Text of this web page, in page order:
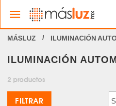
ILUMINACIÓN
ILUMINACIÓN
2 productos
FILTRAR